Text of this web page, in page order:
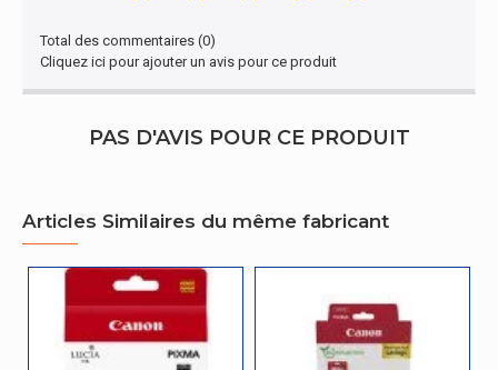
Total des commentaires (0)
Cliquez ici pour ajouter un avis pour ce produit
PAS D'AVIS POUR CE PRODUIT
Articles Similaires du même fabricant